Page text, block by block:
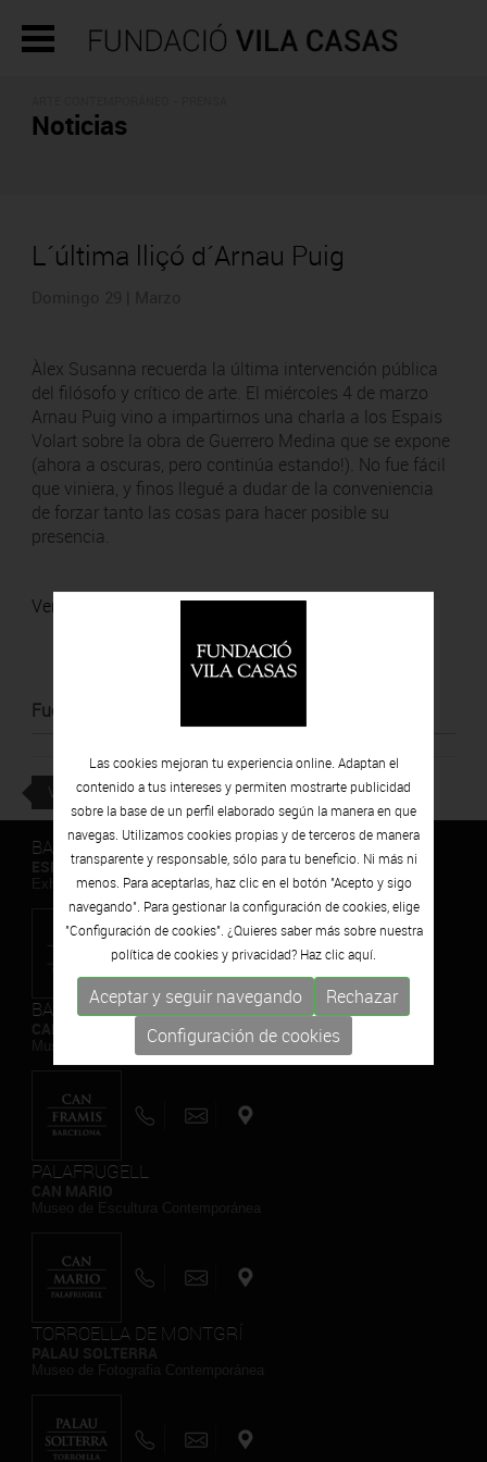
Noticias
L´última lliçó d´Arnau Puig
Àlex Susanna recuerda la última intervención pública
del filósofo y crítico de arte. El miércoles 4 de marzo
Arnau Puig vino a impartirnos una charla a los Espais
Volart sobre la obra de Guerrero Medina que se expone
(ahora a oscuras, pero continúa estando!). No fue fácil
que viniera, y finos llegué a dudar de la conveniencia
de forzar tanto las cosas para hacer posible su
presencia.
Ver noticia
Fuente
VOLVER
BARCELONA
ESPAIS VOLART
Exhibiciones temporales Arte Contemporáneo
BARCELONA
Museo de Pintura Contemporánea
PALAFRUGELL
TORROELLA DE MONTGRÍ
Las cookies mejoran tu experiencia online. Adaptan el
contenido a tus intereses y permiten mostrarte publicidad
sobre la base de un perfil elaborado según la manera en que
navegas. Utilizamos cookies propias y de terceros de manera
transparente y responsable, sólo para tu beneficio. Ni más ni
menos. Para aceptarlas, haz clic en el botón "Acepto y sigo
navegando". Para gestionar la configuración de cookies, elige
"Configuración de cookies". ¿Quieres saber más sobre nuestra
política de cookies y privacidad? Haz clicaquí.
Aceptar y seguir navegando
Rechazar
Configuración de cookies